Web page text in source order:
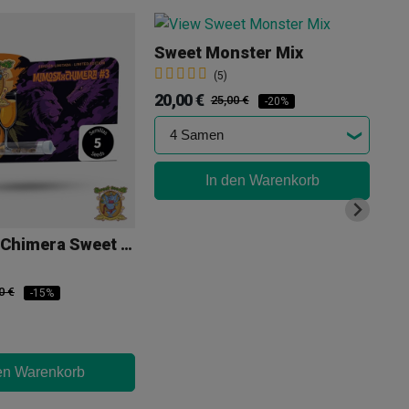
Mimosa X Chimera Sweet Seeds
€ -15%
Warenkorb
Sweet Monster Mix
(5)
20,00 € 25,00 € -20%
In den Warenkorb